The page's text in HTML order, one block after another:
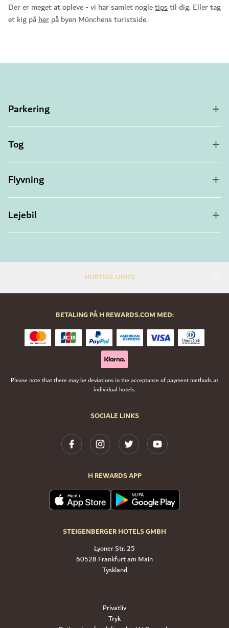
Der er meget at opleve - vi har samlet nogletipstil dig. Eller tag
et kig påherpå byen Münchens turistside.
Parkering
Tog
Flyvning
Lejebil
HURTIGE LINKS
SOCIALE LINKS
H REWARDS APP
STEIGENBERGER HOTELS GMBH
Lyoner Str. 25
60528 Frankfurt am Main
Tyskland
BETALING PÅ H REWARDS.COM MED:
Please note that there may be deviations in the acceptance of payment methods at
individual hotels.
Privatliv
Tryk